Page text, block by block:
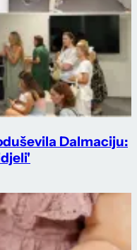
Dalmaciju: